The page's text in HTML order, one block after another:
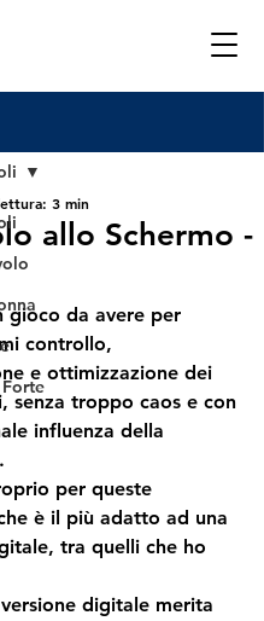
allo Schermo -
3 min
gioco da avere per
controllo,
e ottimizzazione dei
senza troppo caos e con
influenza della
per queste
è il più adatto ad una
tra quelli che ho
digitale merita